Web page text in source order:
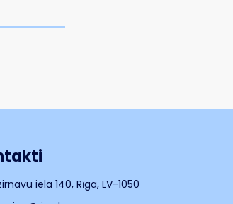
iela 140, Rīga, LV-1050